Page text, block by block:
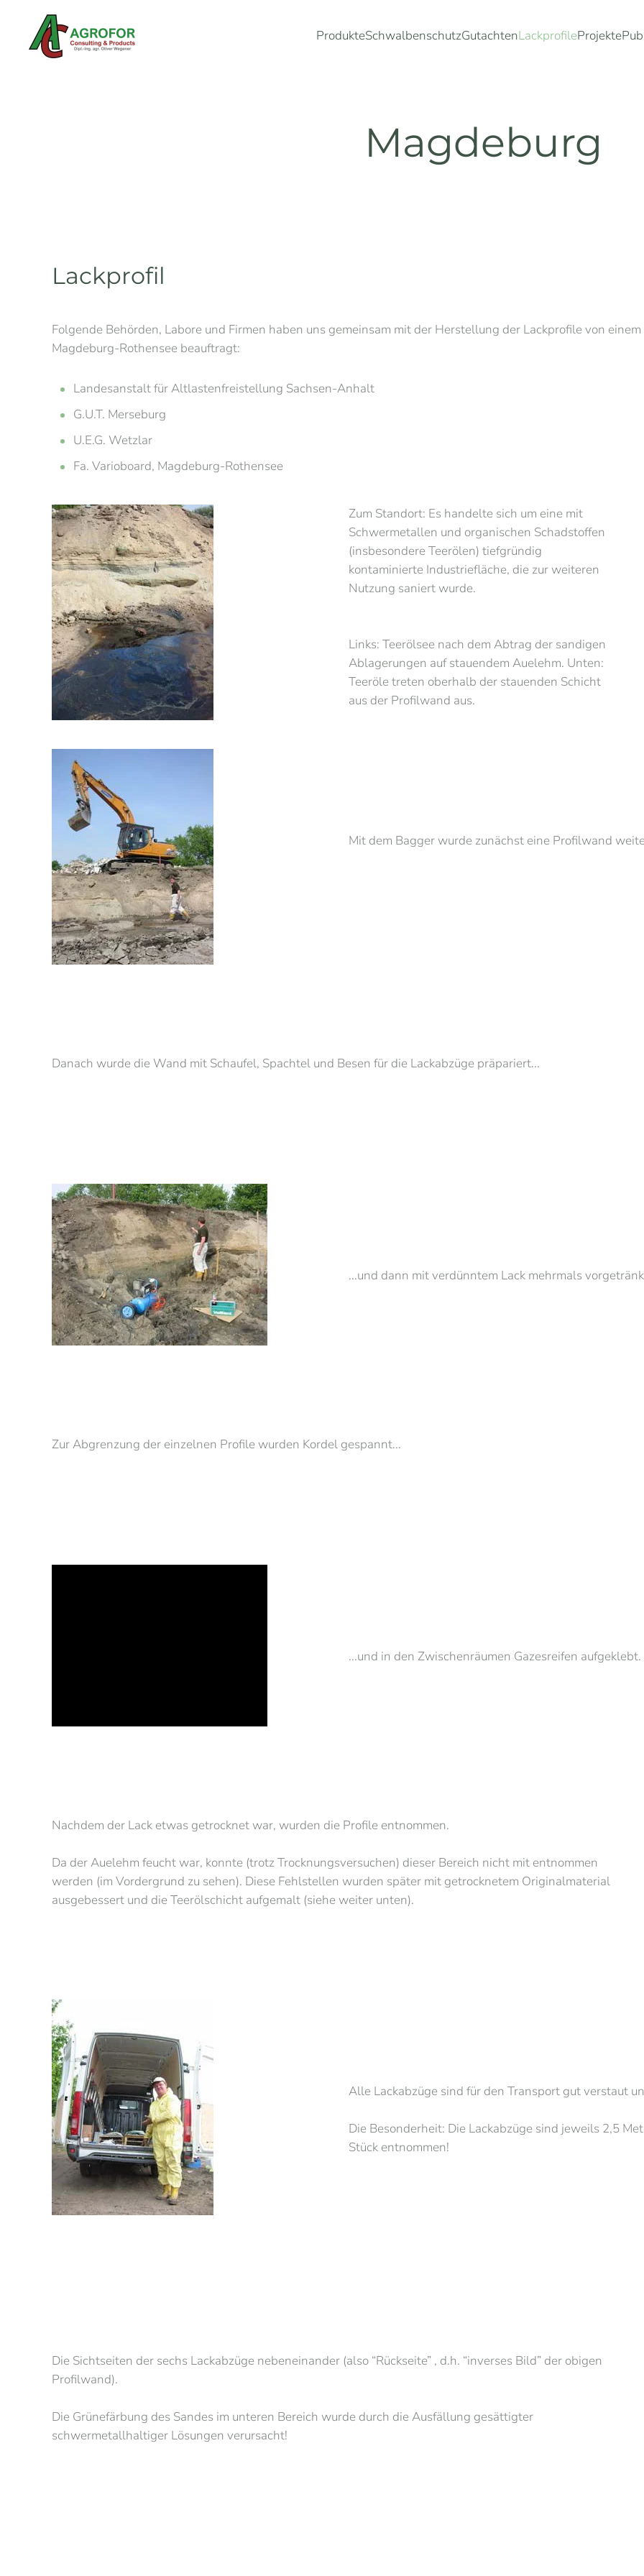
Zum Hauptinhalt springen ProdukteSchwalbenschutzGutachtenLackprofileProjekte
Magdeburg
Lackprofil
Folgende Behörden, Labore und Firmen haben uns gemeinsam mit der Herstellung der Lackprofile von
Magdeburg-Rothensee beauftragt:
Landesanstalt für Altlastenfreistellung Sachsen-Anhalt
G.U.T. Merseburg
U.E.G. Wetzlar
Fa. Varioboard, Magdeburg-Rothensee
Zum Standort: Es handelte sich um eine mit
Schwermetallen und organischen Schadstoffen
(insbesondere Teerölen) tiefgründig
kontaminierte Industriefläche, die zur weiteren
Nutzung saniert wurde.
Links: Teerölsee nach dem Abtrag der sandigen
Ablagerungen auf stauendem Auelehm. Unten:
Teeröle treten oberhalb der stauenden Schicht
aus der Profilwand aus.
Mit dem Bagger wurde zunächst eine Profilwand
Danach wurde die Wand mit Schaufel, Spachtel und Besen für die Lackabzüge präpariert...
...und dann mit verdünntem Lack mehrmals
Zur Abgrenzung der einzelnen Profile wurden Kordel gespannt...
...und in den Zwischenräumen Gazesreifen aufgeklebt.
Nachdem der Lack etwas getrocknet war, wurden die Profile entnommen.
Da der Auelehm feucht war, konnte (trotz Trocknungsversuchen) dieser Bereich nicht mit entnommen
werden (im Vordergrund zu sehen). Diese Fehlstellen wurden später mit getrocknetem Originalmaterial
ausgebessert und die Teerölschicht aufgemalt (siehe weiter unten).
Alle Lackabzüge sind für den Transport gut verstaut
Die Besonderheit: Die Lackabzüge sind jeweils 2,5
Stück entnommen!
Die Sichtseiten der sechs Lackabzüge nebeneinander (also “Rückseite” , d.h. “inverses Bild” der obigen
Profilwand).
Die Grünefärbung des Sandes im unteren Bereich wurde durch die Ausfällung gesättigter
schwermetallhaltiger Lösungen verursacht!